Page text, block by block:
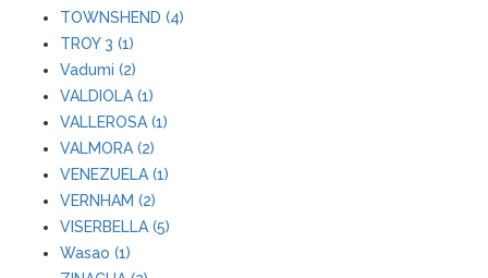
TOWNSHEND (4)
TROY 3 (1)
Vadumi (2)
VALDIOLA (1)
VALLEROSA (1)
VALMORA (2)
VENEZUELA (1)
VERNHAM (2)
VISERBELLA (5)
Wasao (1)